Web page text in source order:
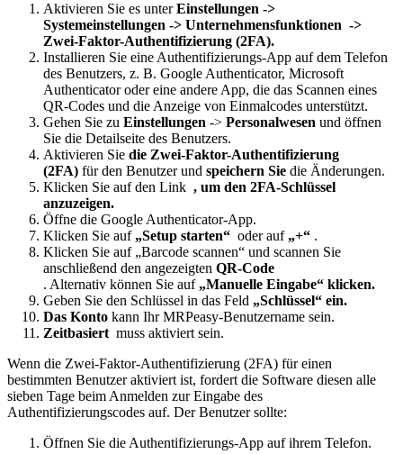
Aktivieren Sie es unterEinstellungen ->
Systemeinstellungen -> Unternehmensfunktionen ->
Zwei-Faktor-Authentifizierung (2FA).
Installieren Sie eine Authentifizierungs-App auf dem Telefon
des Benutzers, z. B. Google Authenticator, Microsoft
Authenticator oder eine andere App, die das Scannen eines
QR-Codes und die Anzeige von Einmalcodes unterstützt.
Gehen Sie zu Einstellungen -> Personalwesen und öffnen
Sie die Detailseite des Benutzers.
Aktivieren Sie die Zwei-Faktor-Authentifizierung
(2FA) für den Benutzer und speichern Sie die Änderungen.
Klicken Sie auf den Link , um den 2FA-Schlüssel
anzuzeigen.
Öffne die Google Authenticator-App.
Klicken Sie auf „Setup starten“ oder auf „+“ .
Klicken Sie auf „Barcode scannen“ und scannen Sie
anschließend den angezeigten QR-Code
. Alternativ können Sie auf „Manuelle Eingabe“ klicken.
Geben Sie den Schlüssel in das Feld „Schlüssel“ ein.
Das Konto kann Ihr MRPeasy-Benutzername sein.
Zeitbasiert muss aktiviert sein.
Wenn die Zwei-Faktor-Authentifizierung (2FA) für einen
bestimmten Benutzer aktiviert ist, fordert die Software diesen alle
sieben Tage beim Anmelden zur Eingabe des
Authentifizierungscodes auf. Der Benutzer sollte:
Öffnen Sie die Authentifizierungs-App auf ihrem Telefon.